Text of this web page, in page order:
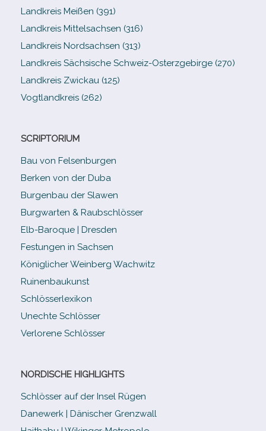
Landkreis Meißen (391)
Landkreis Mittelsachsen (316)
Landkreis Nordsachsen (313)
Landkreis Sächsische Schweiz-​Osterzgebirge (270)
Landkreis Zwickau (125)
Vogtlandkreis (262)
SCRIPTORIUM
Bau von Felsenburgen
Berken von der Duba
Burgenbau der Slawen
Burgwarten & Raubschlösser
Elb-​Baroque | Dresden
Festungen in Sachsen
Königlicher Weinberg Wachwitz
Ruinenbaukunst
Schlösserlexikon
Unechte Schlösser
Verlorene Schlösser
NORDISCHE HIGHLIGHTS
Schlösser auf der Insel Rügen
Danewerk | Dänischer Grenzwall